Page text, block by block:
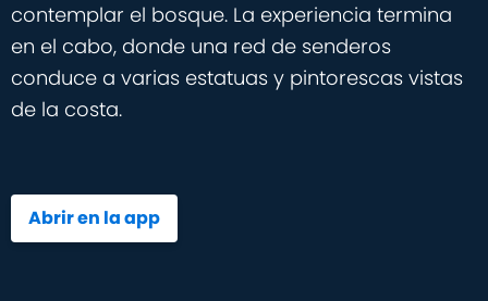
contemplar el bosque. La experiencia termina
en el cabo, donde una red de senderos
conduce a varias estatuas y pintorescas vistas
de la costa.
Abrir en la app